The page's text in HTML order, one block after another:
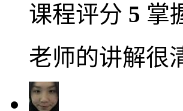
课程评分 5 掌
老师的讲解很